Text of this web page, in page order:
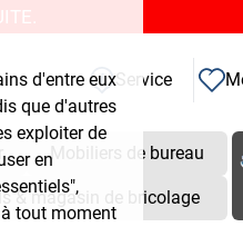
d'entre eux
que d'autres
exploiter de
en
tout moment
Service
Mobiliers de bureau
& magasin de bricolage